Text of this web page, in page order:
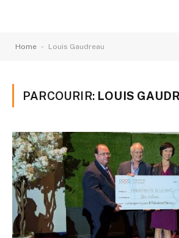
Home - Louis Gaudreau
PARCOURIR: LOUIS